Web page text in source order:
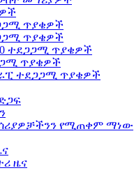
ጥያቄዎች
ጥያቄዎች
ተደጋጋሚ ጥያቄዎች
ጥያቄዎች
ተደጋጋሚ ጥያቄዎች
የሚጠቀም ማነው
ዜና